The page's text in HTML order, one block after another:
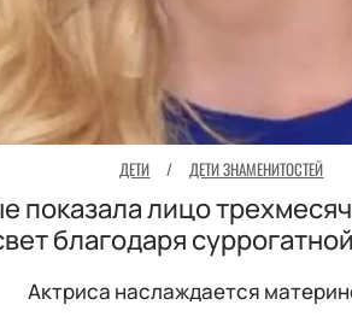
ДЕТИ / ДЕТИ ЗНАМЕНИТОСТЕЙ
показала лицо
благодаря
Актриса наслаждается